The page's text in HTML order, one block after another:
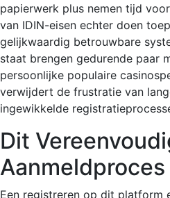
papierwerk plus nemen tijd
van IDIN-eisen echter doen
gelijkwaardig betrouwbare
staat brengen gedurende paar
persoonlijke populaire
verwijdert de frustratie van
ingewikkelde
Dit
Aanmeldproces
Een registreren op dit platform